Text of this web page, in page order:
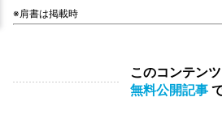
※肩書は掲載時
このコンテン
無料公開記事